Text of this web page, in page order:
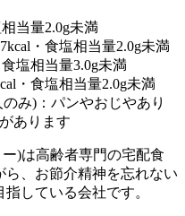
当量2.0g未満
・食塩相当量2.0g未満
塩相当量3.0g未満
・食塩相当量2.0g未満
み)：パンやおじやあり
あります
)は高齢者専門の宅配食
、お節介精神を忘れない
指している会社です。